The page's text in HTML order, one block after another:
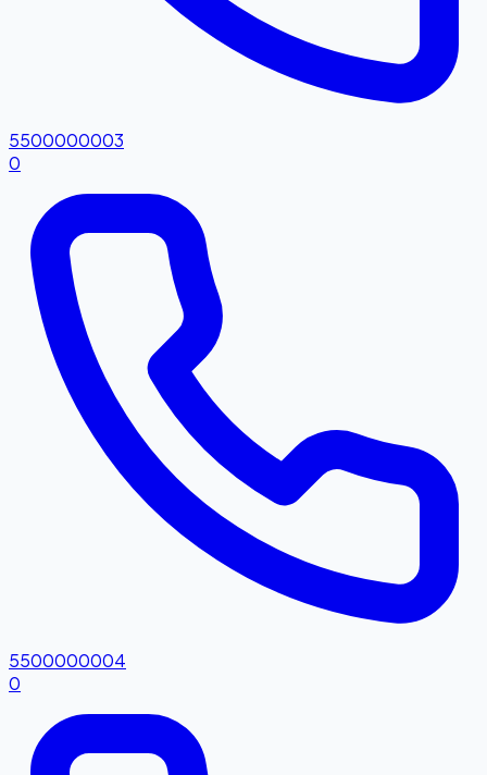
5500000003
0
5500000004
0